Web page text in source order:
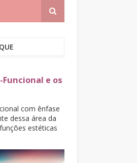
e os
com ênfase
dessa área da
estéticas